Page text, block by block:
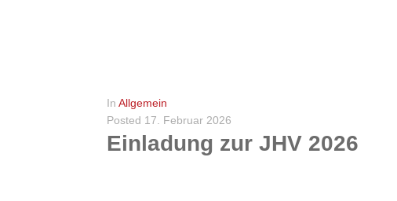
In Allgemein
Posted 17. Februar 2026
Einladung zur JHV 2026